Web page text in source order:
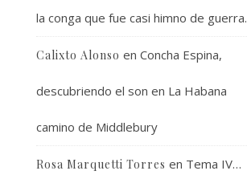
la conga que fue casi himno de guerra.
Calixto Alonso en Concha Espina,
descubriendo el son en La Habana
camino de Middlebury
Rosa Marquetti Torres en Tema IV…